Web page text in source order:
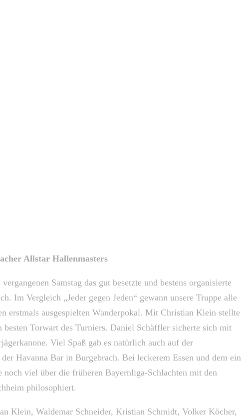
Allstar Hallenmasters
Samstag das gut besetzte und bestens organisierte
Im Vergleich „Jeder gegen Jeden“ gewann unsere Truppe alle
erstmals ausgespielten Wanderpokal. Mit Christian Klein stellte
Torwart des Turniers. Daniel Schäffler sicherte sich mit
Viel Spaß gab es natürlich auch auf der
Havanna Bar in Burgebrach. Bei leckerem Essen und dem ein
noch viel über die früheren Bayernliga-Schlachten mit den
philosophiert.
Klein, Waldemar Schneider, Kristian Schmidt, Volker Köcher,